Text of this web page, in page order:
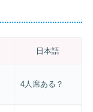
日本語
4人席ある？